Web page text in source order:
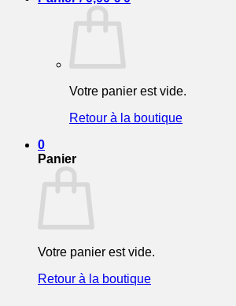
Votre panier est vide.
Retour à la boutique
0
Panier
Votre panier est vide.
Retour à la boutique